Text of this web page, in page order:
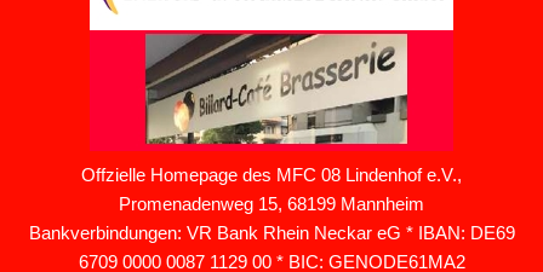
Offzielle Homepage des MFC 08 Lindenhof e.V.,
Promenadenweg 15, 68199 Mannheim
Bankverbindungen: VR Bank Rhein Neckar eG * IBAN: DE69
6709 0000 0087 1129 00 * BIC: GENODE61MA2